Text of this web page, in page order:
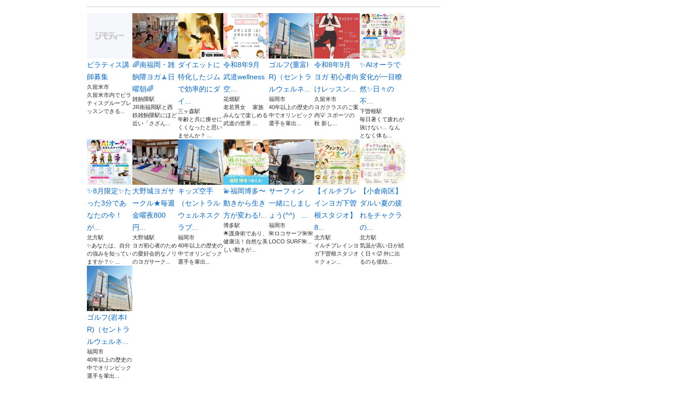
ピラティス講
師募集
久留米市
久留米市内でピラ
ティスグループレ
ッスンできる...
🌈南福岡・雑
餉隈ヨガ🧘日
曜朝🌈
雑餉隈駅
JR南福岡駅と西
鉄雑餉隈駅にほど
近い「さざん...
ダイエットに
特化したジム
で効率的にダ
イ...
三ヶ森駅
年齢と共に痩せに
くくなったと思い
ませんか？ ...
令和8年9月
武道wellness
空...
花畑駅
老若男女 家族
みんなで楽しめる
武道の世界 ...
ゴルフ(重富I
R)（セントラ
ルウェルネ...
福岡市
40年以上の歴史の
中でオリンピック
選手を輩出...
令和8年9月
ヨガ 初心者向
けレッスン...
久留米市
ヨガクラスのご案
内💡 スポーツの
秋 新し...
✨AIオーラで
変化が一目瞭
然✨日々の
不...
下曽根駅
毎日暑くて疲れが
抜けない… なん
となく体も...
✨8月限定✨た
った3分であ
なたの今！
が...
北方駅
✨あなたは、自分
の強みを知ってい
ますか？✨ ...
大野城ヨガサ
ークル★毎週
金曜夜800
円...
大野城駅
ヨガ初心者のため
の愛好会的なノリ
のヨガサーク...
キッズ空手
（セントラル
ウェルネスク
ラブ...
福岡市
40年以上の歴史の
中でオリンピック
選手を輩出...
💫福岡博多〜
動きから生き
方が変わる!...
博多駅
🌟護身術であり、
健康法！自然な美
しい動きが...
サーフィン
一緒にしまし
ょう(^^) ...
福岡市
🌺ロコサーフ🌺🌺
LOCO SURF🌺...
【イルチブレ
インヨガ下曽
根スタジオ】
8...
北方駅
イルチブレインヨ
ガ下曽根スタジオ
🔆クォン...
【小倉南区】
ダルい夏の疲
れをチャクラ
の...
北方駅
気温が高い日が続
く日々🥵 外に出
るのも億劫...
ゴルフ(岩本I
R)（セントラ
ルウェルネ...
福岡市
40年以上の歴史の
中でオリンピック
選手を輩出...